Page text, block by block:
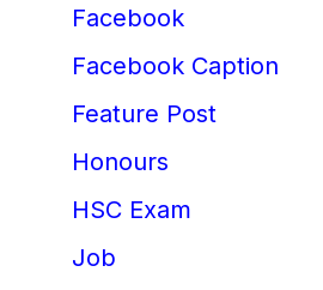
Facebook
Facebook Caption
Feature Post
Honours
HSC Exam
Job